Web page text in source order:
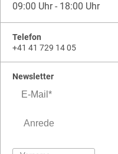
09:00 Uhr - 18:00 Uhr
Telefon
+41 41 729 14 05
Newsletter